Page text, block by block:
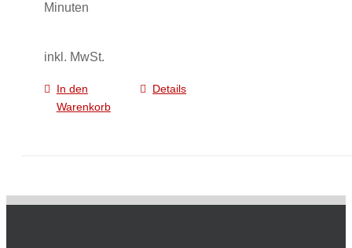
Minuten
inkl. MwSt.
In den
Warenkorb
Details